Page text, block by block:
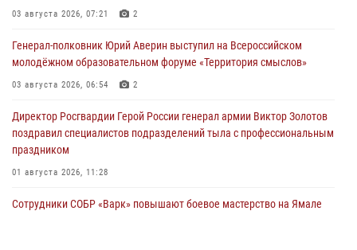
03 августа 2026, 07:21 2
Генерал-полковник Юрий Аверин выступил на Всероссийском
молодёжном образовательном форуме «Территория смыслов»
03 августа 2026, 06:54 2
Директор Росгвардии Герой России генерал армии Виктор Золотов
поздравил специалистов подразделений тыла с профессиональным
праздником
01 августа 2026, 11:28
Сотрудники СОБР «Варк» повышают боевое мастерство на Ямале